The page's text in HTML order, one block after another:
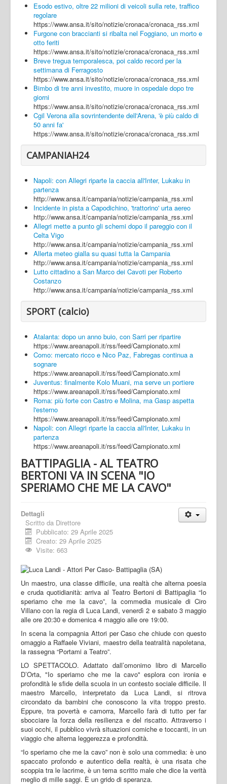
Napoli
Salerno
Login
Esodo estivo, oltre 22 milioni di veicoli sulla rete, traffico
regolare
https://www.ansa.it/sito/notizie/cronaca/cronaca_rss.xml
Furgone con braccianti si ribalta nel Foggiano, un morto e
otto feriti
https://www.ansa.it/sito/notizie/cronaca/cronaca_rss.xml
Breve tregua temporalesca, poi caldo record per la
settimana di Ferragosto
https://www.ansa.it/sito/notizie/cronaca/cronaca_rss.xml
Bimbo di tre anni investito, muore in ospedale dopo tre
giorni
https://www.ansa.it/sito/notizie/cronaca/cronaca_rss.xml
Cgil Verona alla sovrintendente dell'Arena, 'è più caldo di
50 anni fa'
https://www.ansa.it/sito/notizie/cronaca/cronaca_rss.xml
CAMPANIAH24
Napoli: con Allegri riparte la caccia all'Inter, Lukaku in
partenza
http://www.ansa.it/campania/notizie/campania_rss.xml
Incidente in pista a Capodichino, 'trattorino' urta aereo
http://www.ansa.it/campania/notizie/campania_rss.xml
Allegri mette a punto gli schemi dopo il pareggio con il
Celta Vigo
http://www.ansa.it/campania/notizie/campania_rss.xml
Allerta meteo gialla su quasi tutta la Campania
http://www.ansa.it/campania/notizie/campania_rss.xml
Lutto cittadino a San Marco dei Cavoti per Roberto
Costanzo
http://www.ansa.it/campania/notizie/campania_rss.xml
SPORT (calcio)
Atalanta: dopo un anno buio, con Sarri per ripartire
https://www.areanapoli.it/rss/feed/Campionato.xml
Como: mercato ricco e Nico Paz, Fabregas continua a
sognare
https://www.areanapoli.it/rss/feed/Campionato.xml
Juventus: finalmente Kolo Muani, ma serve un portiere
https://www.areanapoli.it/rss/feed/Campionato.xml
Roma: più forte con Castro e Molina, ma Gasp aspetta
l'esterno
https://www.areanapoli.it/rss/feed/Campionato.xml
Napoli: con Allegri riparte la caccia all'Inter, Lukaku in
partenza
https://www.areanapoli.it/rss/feed/Campionato.xml
BATTIPAGLIA - AL TEATRO
BERTONI VA IN SCENA "IO
SPERIAMO CHE ME LA CAVO"
Dettagli
Scritto da Direttore
Pubblicato: 29 Aprile 2025
Creato: 29 Aprile 2025
Visite: 663
Un maestro, una classe difficile, una realtà che alterna poesia
e cruda quotidianità: arriva al Teatro Bertoni di Battipaglia “Io
speriamo che me la cavo”, la commedia musicale di Ciro
Villano con la regia di Luca Landi, venerdì 2 e sabato 3 maggio
alle ore 20:30 e domenica 4 maggio alle ore 19:00.
In scena la compagnia Attori per Caso che chiude con questo
omaggio a Raffaele Viviani, maestro della teatralità napoletana,
la rassegna “Portami a Teatro”.
LO SPETTACOLO. Adattato dall’omonimo libro di Marcello
D’Orta, "Io speriamo che me la cavo" esplora con ironia e
profondità le sfide della scuola in un contesto sociale difficile. Il
maestro Marcello, interpretato da Luca Landi, si ritrova
circondato da bambini che conoscono la vita troppo presto.
Eppure, tra povertà e camorra, Marcello farà di tutto per far
sbocciare la forza della resilienza e del riscatto. Attraverso i
suoi occhi, il pubblico vivrà situazioni comiche e toccanti, in un
viaggio che alterna leggerezza e profondità.
“Io speriamo che me la cavo” non è solo una commedia: è uno
spaccato profondo e autentico della realtà, è una risata che
scoppia tra le lacrime, è un tema scritto male che dice la verità
meglio di mille saggi. È un grido di speranza.